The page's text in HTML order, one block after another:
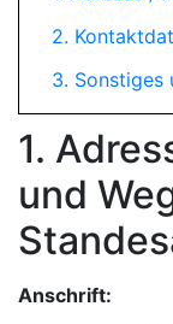
2.
3. Sonstiges
1.
und
Anschrift: